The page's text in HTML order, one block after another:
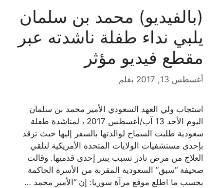
(بالفيديو) محمد بن سلمان
يلبي نداء طفلة ناشدته عبر
مقطع فيديو مؤثر
أغسطس 13, 2017 بقلم
استجاب ولي العهد السعودي الأمير محمد بن سلمان
اليوم الأحد 13 آب/أغسطس 2017 ، لمناشدة طفلة
سعودية طلبت السماح لوالدتها بالسفر إليها حيث ترقد
بإحدى مستشفيات الولايات المتحدة الأمريكية لتلقي
العلاج من مرض نادر تسبب ببتر إحدى قدميها. وقالت
صحيفة “سبق” السعودية المقربة من الأسرة الحاكمة
بحسب ما اطلع موقع مرآة سوريا: إن “الأمير محمد …